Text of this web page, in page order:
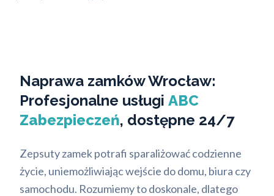
Naprawa zamków Wrocław:
Profesjonalne usługi ABC
Zabezpieczeń, dostępne 24/7
Zepsuty zamek potrafi sparaliżować codzienne
życie, uniemożliwiając wejście do domu, biura czy
samochodu. Rozumiemy to doskonale, dlatego